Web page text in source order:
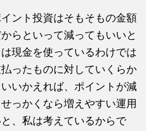
ント投資はそもそもの金額
らといって減ってもいいと
現金を使っているわけでは
ったものに対していくらか
いかえれば、ポイントが減
っかくなら増えやすい運用
、私は考えているからで